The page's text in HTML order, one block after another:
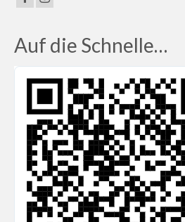
Kontakt
Vorstand
Trainer
Mitglied werden
Auf die Schnelle…